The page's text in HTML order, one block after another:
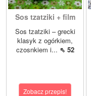
Sos tzatziki + film
Sos tzatziki – grecki
klasyk z ogórkiem,
czosnkiem i... ⇖ 52
Zobacz przepis!